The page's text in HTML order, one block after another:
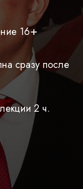
16+
сразу после
2 ч.